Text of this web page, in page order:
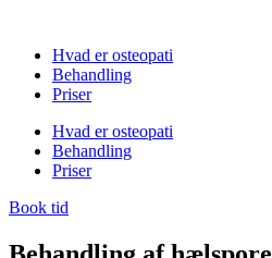
Hvad er osteopati
Behandling
Priser
Hvad er osteopati
Behandling
Priser
Book tid